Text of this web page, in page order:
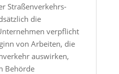
Straßenverkehrs-
die
verpflicht
von Arbeiten, die
auswirken,
Behörde